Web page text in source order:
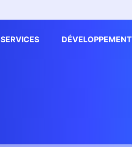
SERVICES DÉVELOPPEMENT